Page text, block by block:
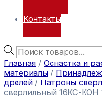
Контакты
Главная / Оснастка и
материалы /
дрелей / Патроны
сверлильный 16КС-КОН